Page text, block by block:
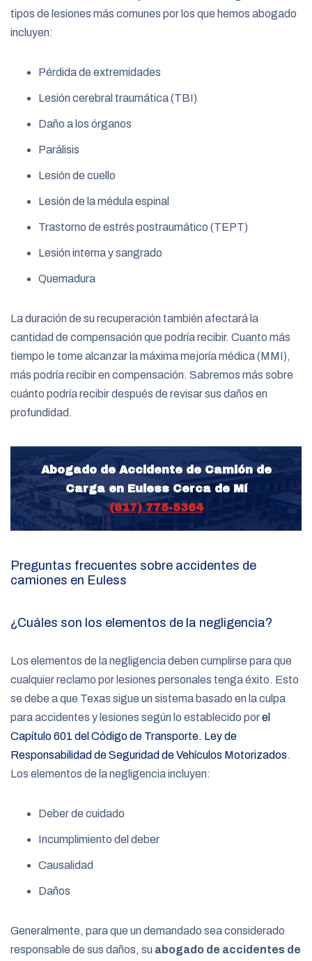
tipos de lesiones más comunes por los que hemos abogado
incluyen:
Pérdida de extremidades
Lesión cerebral traumática (TBI)
Daño a los órganos
Parálisis
Lesión de cuello
Lesión de la médula espinal
Trastorno de estrés postraumático (TEPT)
Lesión interna y sangrado
Quemadura
La duración de su recuperación también afectará la
cantidad de compensación que podría recibir. Cuanto más
tiempo le tome alcanzar la máxima mejoría médica (MMI),
más podría recibir en compensación. Sabremos más sobre
cuánto podría recibir después de revisar sus daños en
profundidad.
Abogado de Accidente de Camión de
Carga en Euless Cerca de Mí
(817) 775-5364
Preguntas frecuentes sobre accidentes de
camiones en Euless
¿Cuáles son los elementos de la negligencia?
Los elementos de la negligencia deben cumplirse para que
cualquier reclamo por lesiones personales tenga éxito. Esto
se debe a que Texas sigue un sistema basado en la culpa
para accidentes y lesiones según lo establecido porel
Capítulo 601 del Código de Transporte. Ley de
Responsabilidad de Seguridad de Vehículos Motorizados.
Los elementos de la negligencia incluyen:
Deber de cuidado
Incumplimiento del deber
Causalidad
Daños
Generalmente, para que un demandado sea considerado
responsable de sus daños, su abogado de accidentes de